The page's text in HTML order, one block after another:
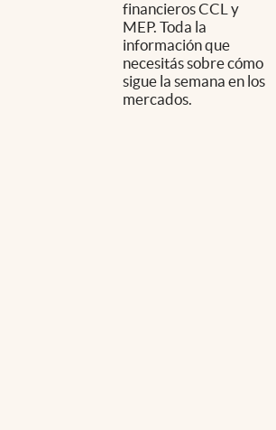
financieros CCL y
MEP. Toda la
información que
necesitás sobre cómo
sigue la semana en los
mercados.